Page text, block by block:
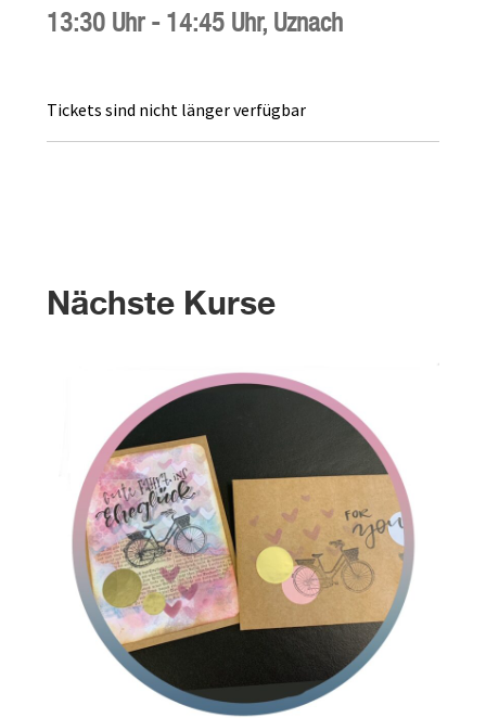
13:30 Uhr- 14:45 Uhr, Uznach
Tickets sind nicht länger verfügbar
Nächste Kurse